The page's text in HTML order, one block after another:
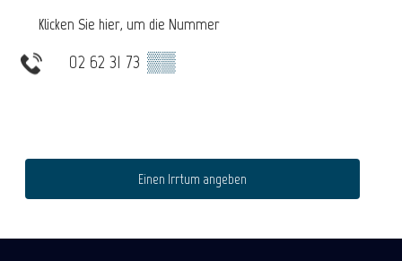
Klicken Sie hier, um die Nummer
02 62 31 73 ▒▒
Einen Irrtum angeben